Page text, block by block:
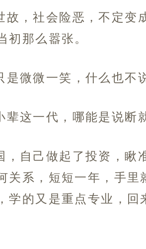
，社会险恶，不定变
那么嚣张。
微微一笑，什么也不说
这一代，哪能是说断
自己做起了投资，瞅
系，短短一年，手里
学的又是重点专业，回